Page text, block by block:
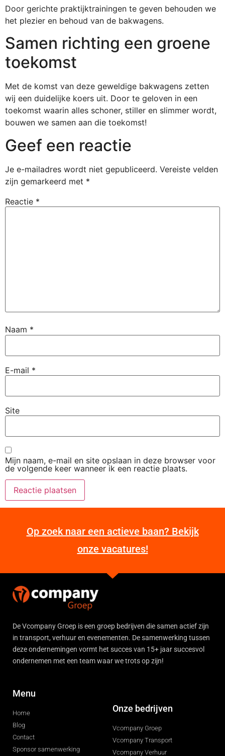
Door gerichte praktijktrainingen te geven behouden we
het plezier en behoud van de bakwagens.
Samen richting een groene
toekomst
Met de komst van deze geweldige bakwagens zetten
wij een duidelijke koers uit. Door te geloven in een
toekomst waarin alles schoner, stiller en slimmer wordt,
bouwen we samen aan die toekomst!
Geef een reactie
Je e-mailadres wordt niet gepubliceerd. Vereiste velden
zijn gemarkeerd met *
Reactie *
Naam *
E-mail *
Site
Mijn naam, e-mail en site opslaan in deze browser voor
de volgende keer wanneer ik een reactie plaats.
Op zoek naar een actieve baan? Bekijk
onze vacatures!
De Vcompany Groep is een groep bedrijven die samen actief zijn
in transport, verhuur en evenementen. De samenwerking tussen
deze ondernemingen vormt het succes van 15+ jaar succesvol
ondernemen met een team waar we trots op zijn!
Menu
Home
Blog
Contact
Sponsor samenwerking
Onze bedrijven
Vcompany Groep
Vcompany Transport
Vcompany Verhuur